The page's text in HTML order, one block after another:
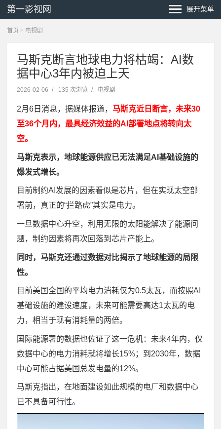
第一影视网 展开菜单
首页 > 电视剧
马斯克断言地球电力将枯竭：AI数
据中心3年内被迫上天
2026-02-06 / 135 次浏览 / 电视剧
2月6日消息，据媒体报道， 马斯克近日断言，未来30
至36个月内，最具经济效益的AI部署地点将转向太
空。
马斯克表示，地球能源供应已无法满足AI基础设施的
爆发式增长。
目前制约AI发展的因素看似是芯片，但在实现太空部
署前，真正的“拦路虎”其实是电力。
一旦数据中心升空，利用无限的太阳能解决了能源问
题，制约因素将再次回落到芯片产能上。
同时，马斯克还通过数据对比揭示了地球能源的局限
性。
目前美国全国的平均电力消耗仅为0.5太瓦，而按照AI
基础设施的建设速度，未来可能需要高达1太瓦的电
力，相当于现有消耗量的两倍。
国际能源署的数据也佐证了这一危机：未来4年内，仅
数据中心的电力消耗就将增长15%；到2030年，数据
中心可能占据美国总发电量的12%。
马斯克指出，在地面建设如此规模的电厂和数据中心
已不具备可行性。